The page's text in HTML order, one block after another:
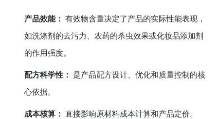
产品效能： 有效物含量决定了产品的实际性能表现，
如洗涤剂的去污力、农药的杀虫效果或化妆品添加剂
的作用强度。
配方科学性： 是产品配方设计、优化和质量控制的核
心依据。
成本核算： 直接影响原材料成本计算和产品定价。